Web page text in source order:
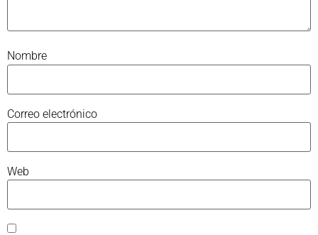
Nombre
Correo electrónico
Web